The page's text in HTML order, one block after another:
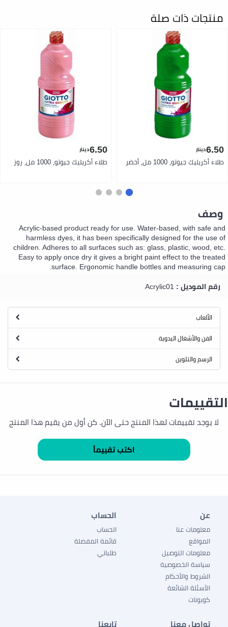
منتجات ذات صلة
6.50دينار
طلاء أكريليك جيوتو، 1000 مل، أخضر
6.50دينار
طلاء أكريليك جيوتو، 1000 مل، روز
وصف
Acrylic-based product ready for use. Water-based, with safe and
harmless dyes, it has been specifically designed for the use of
children. Adheres to all surfaces such as: glass, plastic, wood, etc.
Easy to apply once dry it gives a bright paint effect to the treated
surface. Ergonomic handle bottles and measuring cap.
رقم الموديل : Acrylic01
الألعاب
الفن والأشغال اليدوية
الرسم والتلوين
التقييمات
لا يوجد تقييمات لهذا المنتج حتى الآن. كن أول من يقيم هذا المنتج
عن
معلومات عنا
المواقع
معلومات التوصيل
سياسة الخصوصية
الشروط والأحكام
الأسئلة الشائعة
كوبونات
الحساب
الحساب
قائمة المفضلة
طلباتي
تواصل معنا تابعنا